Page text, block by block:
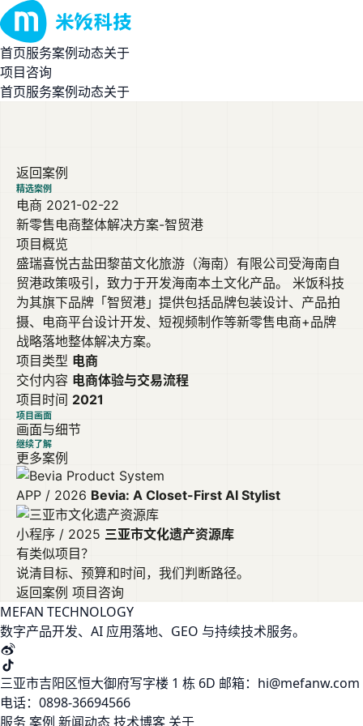
首页服务案例动态关于
项目咨询
首页服务案例动态关于
返回案例
精选案例
电商 2021-02-22
新零售电商整体解决方案-智贸港
项目概览
盛瑞喜悦古盐田黎苗文化旅游（海南）有限公司受海南自
贸港政策吸引，致力于开发海南本土文化产品。 米饭科技
为其旗下品牌「智贸港」提供包括品牌包装设计、产品拍
摄、电商平台设计开发、短视频制作等新零售电商+品牌
战略落地整体解决方案。
项目类型 电商
交付内容 电商体验与交易流程
项目时间 2021
项目画面
画面与细节
继续了解
更多案例
APP / 2026 Bevia: A Closet-First AI Stylist
小程序 / 2025 三亚市文化遗产资源库
有类似项目？
说清目标、预算和时间，我们判断路径。
返回案例 项目咨询
MEFAN TECHNOLOGY
数字产品开发、AI 应用落地、GEO 与持续技术服务。
三亚市吉阳区恒大御府写字楼 1 栋 6D 邮箱：hi@mefanw.com
电话：0898-36694566
服务案例 新闻动态技术博客 关于